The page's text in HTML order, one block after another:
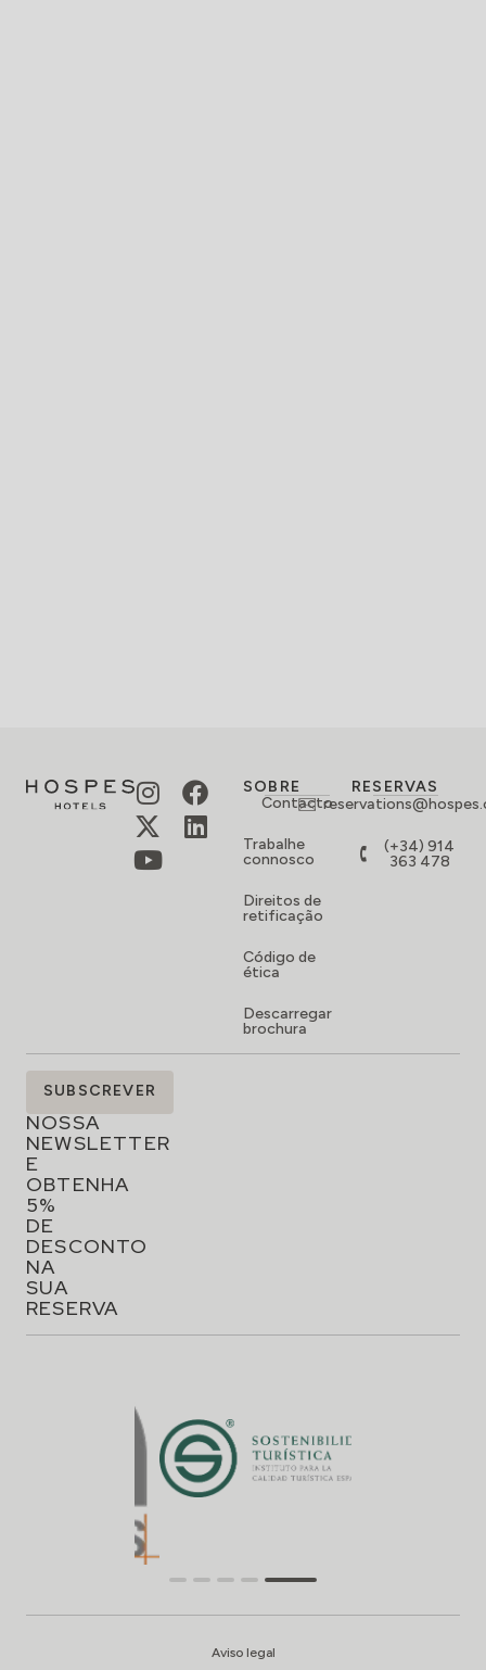
SOBRE
Contacto
Trabalhe
connosco
Direitos de
retificação
Código de
ética
Descarregar
brochura
RESERVAS
(+34) 914
363 478
SUBSCREVA
NOSSA
NEWSLETTER
E
OBTENHA
5%
DE
DESCONTO
NA
SUA
RESERVA
SUBSCREVER
Aviso legal